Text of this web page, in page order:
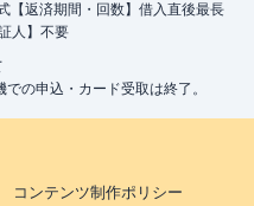
【返済期間・回数】借入直後最長
人】不要
の申込・カード受取は終了。
コンテンツ制作ポリシー